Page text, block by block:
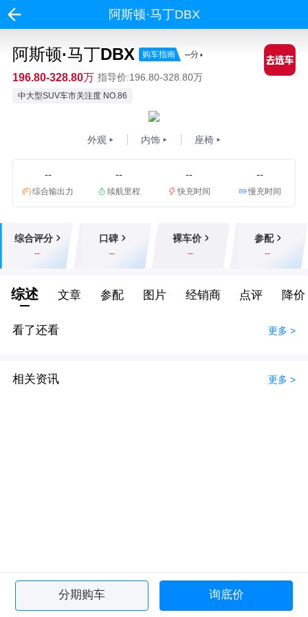
阿斯顿·马丁DBX
阿斯顿·马丁DBX 购车指南 --分
196.80-328.80万 指导价:196.80-328.80万
中大型SUV车市关注度 NO.86
外观 内饰 座椅
--
综合输出力
--
续航里程
--
快充时间
--
慢充时间
综合评分
--
口碑
--
裸车价
--
参配
--
综述 文章 参配 图片 经销商 点评 降价
看了还看 更多 >
相关资讯 更多 >
分期购车 询底价